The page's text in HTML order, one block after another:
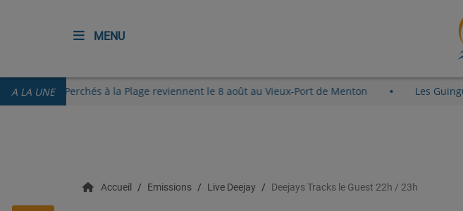
MENU
A LA UNE
Les Guinguettes des Perchés à la Plage reviennent le 8 août au Vieux-Port de Menton
ACCUEIL
RECHERCHE DE TITRES
Accueil Emissions Live Deejay Deejays Tracks le Guest 22h / 23h